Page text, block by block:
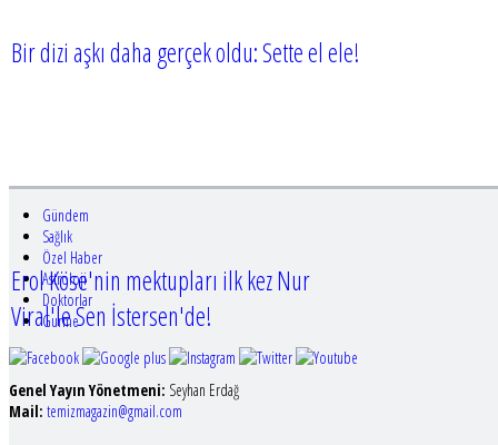
Bir dizi aşkı daha gerçek oldu: Sette el ele!
Erol Köse'nin mektupları ilk kez Nur
Viral'le Sen İstersen'de!
Gündem
Sağlık
Özel Haber
Astroloji
Doktorlar
Gurme
Genel Yayın Yönetmeni: Seyhan Erdağ
Mail: temizmagazin@gmail.com